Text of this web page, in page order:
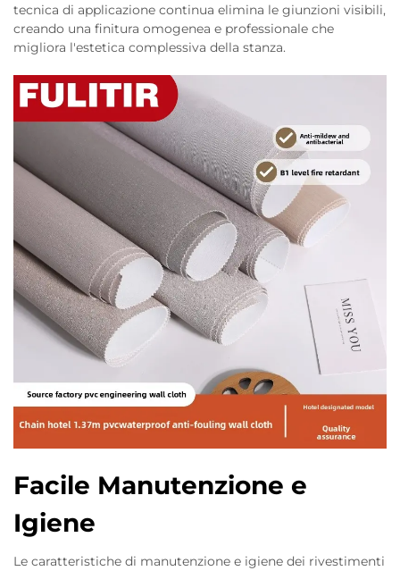
tecnica di applicazione continua elimina le giunzioni visibili,
creando una finitura omogenea e professionale che
migliora l'estetica complessiva della stanza.
Facile Manutenzione e
Igiene
Le caratteristiche di manutenzione e igiene dei rivestimenti